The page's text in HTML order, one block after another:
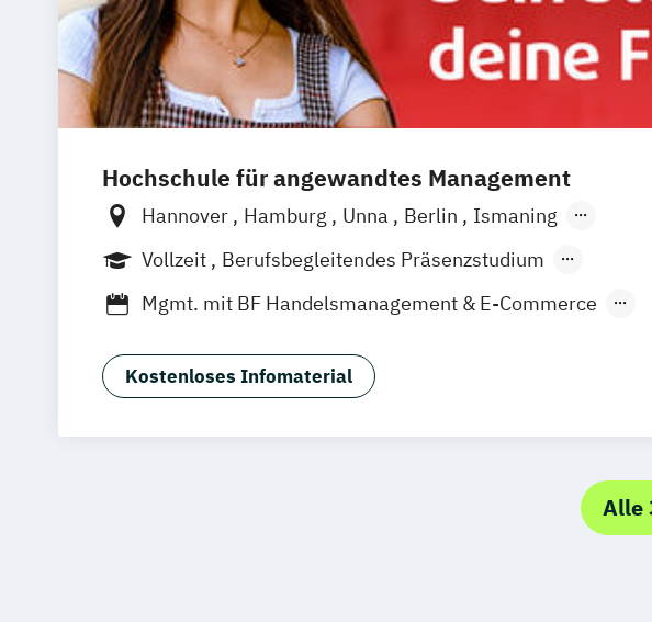
Hochschule für angewandtes Management
Hannover Hamburg Unna Berlin
Ismaning
Mannheim
Wien Frankfurt Leipzig
Düsseldorf
Nürnberg Stuttgart
Vollzeit
Berufsbegleitendes Präsenzstudium
Duales Studium
Mgmt. mit BF Handelsmanagement & E-Commerce
Kostenloses Infomaterial
Alle